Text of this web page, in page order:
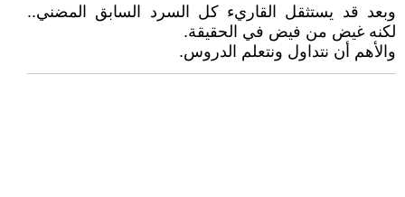
وبعد قد يستثقل القاريء كل السرد السابق المضني..
لكنه غيض من فيض في الحقيقة.
والأهم أن نتداول ونتعلم الدروس.